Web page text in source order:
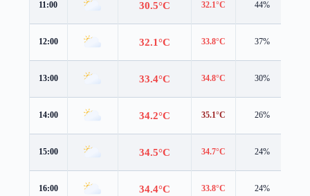
11:00 30.5°C 32.1°C 44%
12:00 32.1°C 33.8°C 37%
13:00 33.4°C 34.8°C 30%
14:00 34.2°C 35.1°C 26%
15:00 34.5°C 34.7°C 24%
16:00 34.4°C 33.8°C 24%